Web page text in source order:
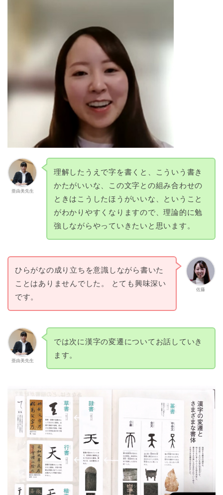
亜由美先生
理解したうえで字を書くと、こういう書き
かたがいいな、この文字との組み合わせの
ときはこうしたほうがいいな、ということ
がわかりやすくなりますので、理論的に勉
強しながらやっていきたいと思います。
佐藤
ひらがなの成り立ちを意識しながら書いた
ことはありませんでした。 とても興味深い
です。
亜由美先生
では次に漢字の変遷についてお話していき
ます。